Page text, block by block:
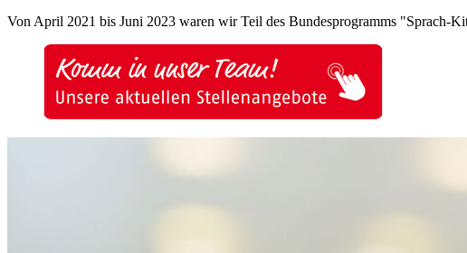
Von April 2021 bis Juni 2023 waren wir Teil des Bundesprogramms "Sprach-